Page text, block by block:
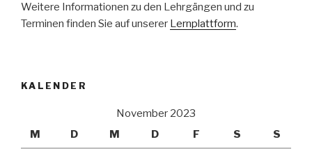
Weitere Informationen zu den Lehrgängen und zu
Terminen finden Sie auf unserer Lernplattform.
KALENDER
November 2023
M
D M D F S S